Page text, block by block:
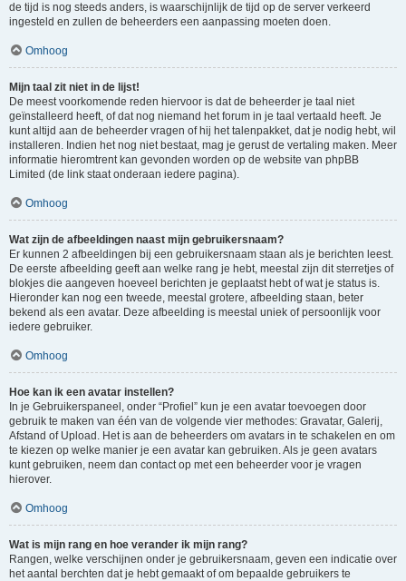
de tijd is nog steeds anders, is waarschijnlijk de tijd op de server verkeerd
ingesteld en zullen de beheerders een aanpassing moeten doen.
Omhoog
Mijn taal zit niet in de lijst!
De meest voorkomende reden hiervoor is dat de beheerder je taal niet
geïnstalleerd heeft, of dat nog niemand het forum in je taal vertaald heeft. Je
kunt altijd aan de beheerder vragen of hij het talenpakket, dat je nodig hebt, wil
installeren. Indien het nog niet bestaat, mag je gerust de vertaling maken. Meer
informatie hieromtrent kan gevonden worden op de website van phpBB
Limited (de link staat onderaan iedere pagina).
Omhoog
Wat zijn de afbeeldingen naast mijn gebruikersnaam?
Er kunnen 2 afbeeldingen bij een gebruikersnaam staan als je berichten leest.
De eerste afbeelding geeft aan welke rang je hebt, meestal zijn dit sterretjes of
blokjes die aangeven hoeveel berichten je geplaatst hebt of wat je status is.
Hieronder kan nog een tweede, meestal grotere, afbeelding staan, beter
bekend als een avatar. Deze afbeelding is meestal uniek of persoonlijk voor
iedere gebruiker.
Omhoog
Hoe kan ik een avatar instellen?
In je Gebruikerspaneel, onder “Profiel” kun je een avatar toevoegen door
gebruik te maken van één van de volgende vier methodes: Gravatar, Galerij,
Afstand of Upload. Het is aan de beheerders om avatars in te schakelen en om
te kiezen op welke manier je een avatar kan gebruiken. Als je geen avatars
kunt gebruiken, neem dan contact op met een beheerder voor je vragen
hierover.
Omhoog
Wat is mijn rang en hoe verander ik mijn rang?
Rangen, welke verschijnen onder je gebruikersnaam, geven een indicatie over
het aantal berchten dat je hebt gemaakt of om bepaalde gebruikers te